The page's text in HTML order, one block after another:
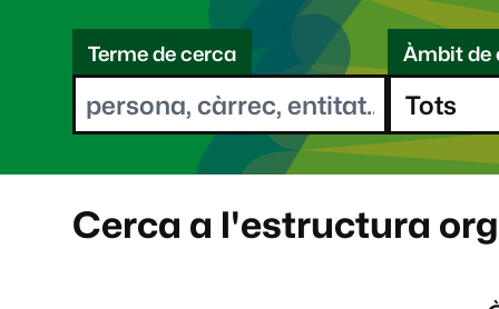
e
l
e
o
t
C
eTerme de cerca Àmbit de
Cerca a l'estructura